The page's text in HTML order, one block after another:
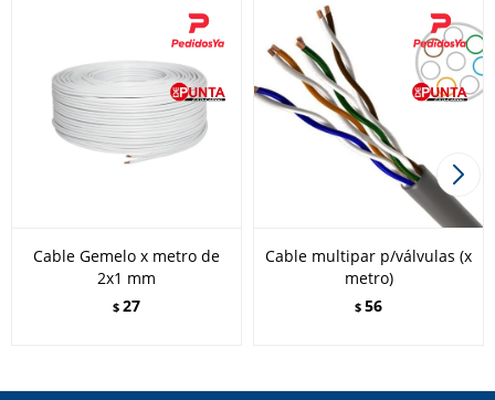
Cable Gemelo x metro de
2x1 mm
$ 27
Cable multipar p/válvulas (x
metro)
$ 56